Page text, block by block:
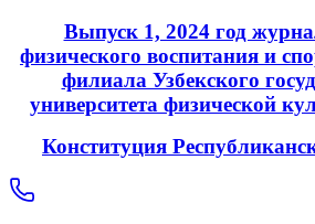
Выпуск 1, 2024 год
физического воспитания и
филиала Узбекского
университета физической
Конституция